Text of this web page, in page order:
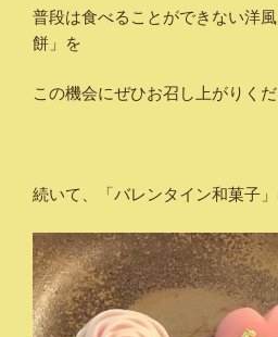
普段は食べることができない洋
餅」を
この機会にぜひお召し上がりくだ
続いて、「バレンタイン和菓子」